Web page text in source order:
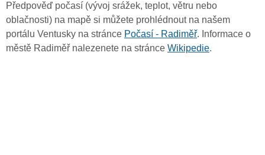
Předpověď počasí (vývoj srážek, teplot, větru nebo
oblačnosti) na mapě si můžete prohlédnout na našem
portálu Ventusky na stránce Počasí - Radiměř. Informace o
městě Radiměř nalezenete na stránce Wikipedie.